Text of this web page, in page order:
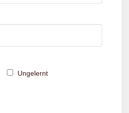
Ungelernt